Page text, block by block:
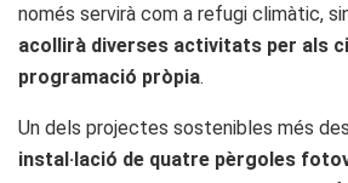
només servirà com a refugi climàtic,
acollirà diverses activitats per als
programació pròpia.
Un dels projectes sostenibles més
instal·lació de quatre pèrgoles